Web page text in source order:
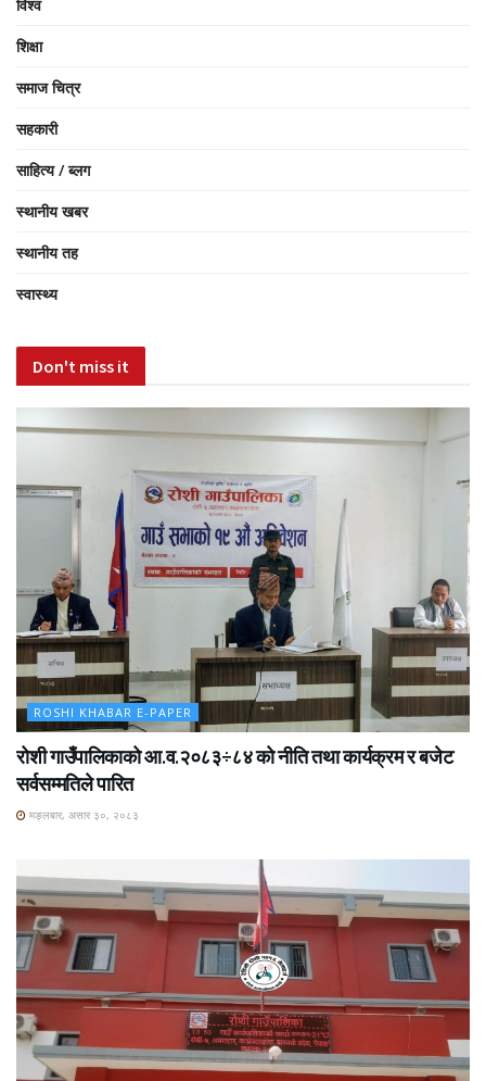
विश्व
शिक्षा
समाज चित्र
सहकारी
साहित्य / ब्लग
स्थानीय खबर
स्थानीय तह
स्वास्थ्य
Don't miss it
ROSHI KHABAR E-PAPER
रोशी गाउँपालिकाको आ.व.२०८३÷८४ को नीति तथा कार्यक्रम र बजेट
सर्वसम्मतिले पारित
मङ्लबार, असार ३०, २०८३